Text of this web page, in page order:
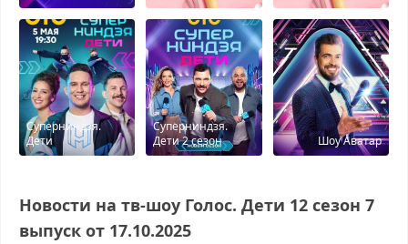
Суперниндзя.
Дети
Суперниндзя.
Дети 2 сезон
Шоу Аватар
Новости на тв-шоу Голос. Дети 12 сезон 7
выпуск от 17.10.2025